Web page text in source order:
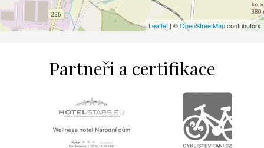
Leaflet | ©OpenStreetMapcontributors
Partneři a certifikace